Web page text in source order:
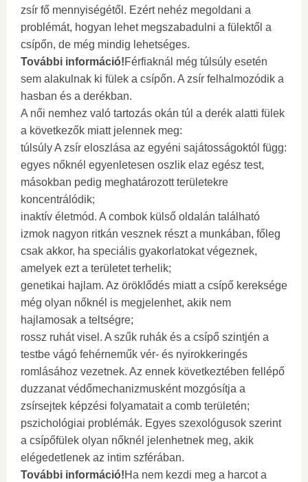
zsír fő mennyiségétől. Ezért nehéz megoldani a
problémát, hogyan lehet megszabadulni a fülektől a
csípőn, de még mindig lehetséges.
További információ!Férfiaknál még túlsúly esetén
sem alakulnak ki fülek a csípőn. A zsír felhalmozódik a
hasban és a derékban.
A női nemhez való tartozás okán túl a derék alatti fülek
a következők miatt jelennek meg:
túlsúly A zsír eloszlása ​​az egyéni sajátosságoktól függ:
egyes nőknél egyenletesen oszlik elaz egész test,
másokban pedig meghatározott területekre
koncentrálódik;
inaktív életmód. A combok külső oldalán található
izmok nagyon ritkán vesznek részt a munkában, főleg
csak akkor, ha speciális gyakorlatokat végeznek,
amelyek ezt a területet terhelik;
genetikai hajlam. Az öröklődés miatt a csípő kereksége
még olyan nőknél is megjelenhet, akik nem
hajlamosak a teltségre;
rossz ruhát visel. A szűk ruhák és a csípő szintjén a
testbe vágó fehérneműk vér- és nyirokkeringés
romlásához vezetnek. Az ennek következtében fellépő
duzzanat védőmechanizmusként mozgósítja a
zsírsejtek képzési folyamatait a comb területén;
pszichológiai problémák. Egyes szexológusok szerint
a csípőfülek olyan nőknél jelenhetnek meg, akik
elégedetlenek az intim szférában.
További információ!Ha nem kezdi meg a harcot a